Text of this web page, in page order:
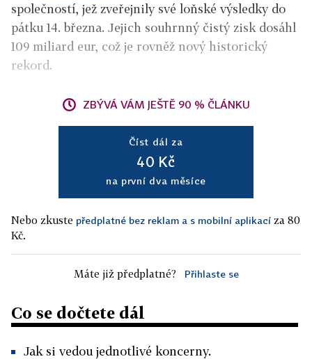
společností, jež zveřejnily své loňské výsledky do
pátku 14. března. Jejich souhrnný čistý zisk dosáhl
109 miliard eur, což je rovněž nový historický
rekord.
ZBÝVÁ VÁM JEŠTĚ 90 % ČLÁNKU
Číst dál za
40 Kč
na první dva měsíce
Nebo zkuste předplatné bez reklam a s mobilní aplikací za 80
Kč.
Máte již předplatné? Přihlaste se
Co se dočtete dál
Jak si vedou jednotlivé koncerny.